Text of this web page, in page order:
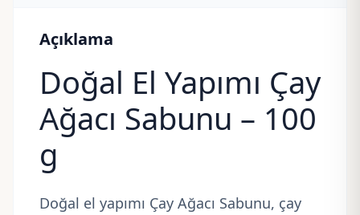
Açıklama
Doğal El Yapımı Çay
Ağacı Sabunu – 100
g
Doğal el yapımı Çay Ağacı Sabunu, çay